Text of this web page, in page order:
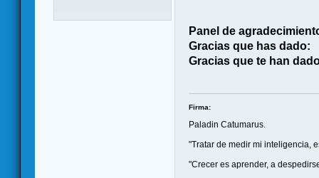
Panel de
Gracias que has dado:
Gracias que te han
Firma:
Paladin Catumarus.
"Tratar de medir mi inteligencia,
"Crecer es aprender, a